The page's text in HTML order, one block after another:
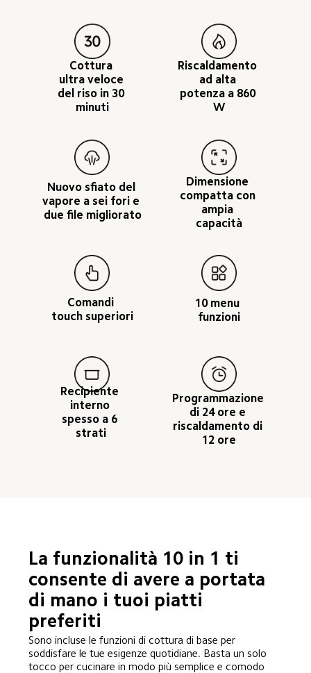
Cottura
ultra veloce
del riso in 30
minuti
Riscaldamento
ad alta
potenza a 860
W
Nuovo sfiato del
vapore a sei fori e
due file migliorato
Dimensione
compatta con
ampia
capacità
Comandi
touch superiori
10 menu
funzioni
Recipiente
interno
spesso a 6
strati
Programmazione
di 24 ore e
riscaldamento di
12 ore
La funzionalità 10 in 1 ti
consente di avere a portata
di mano i tuoi piatti
preferiti
Sono incluse le funzioni di cottura di base per
soddisfare le tue esigenze quotidiane. Basta un solo
tocco per cucinare in modo più semplice e comodo